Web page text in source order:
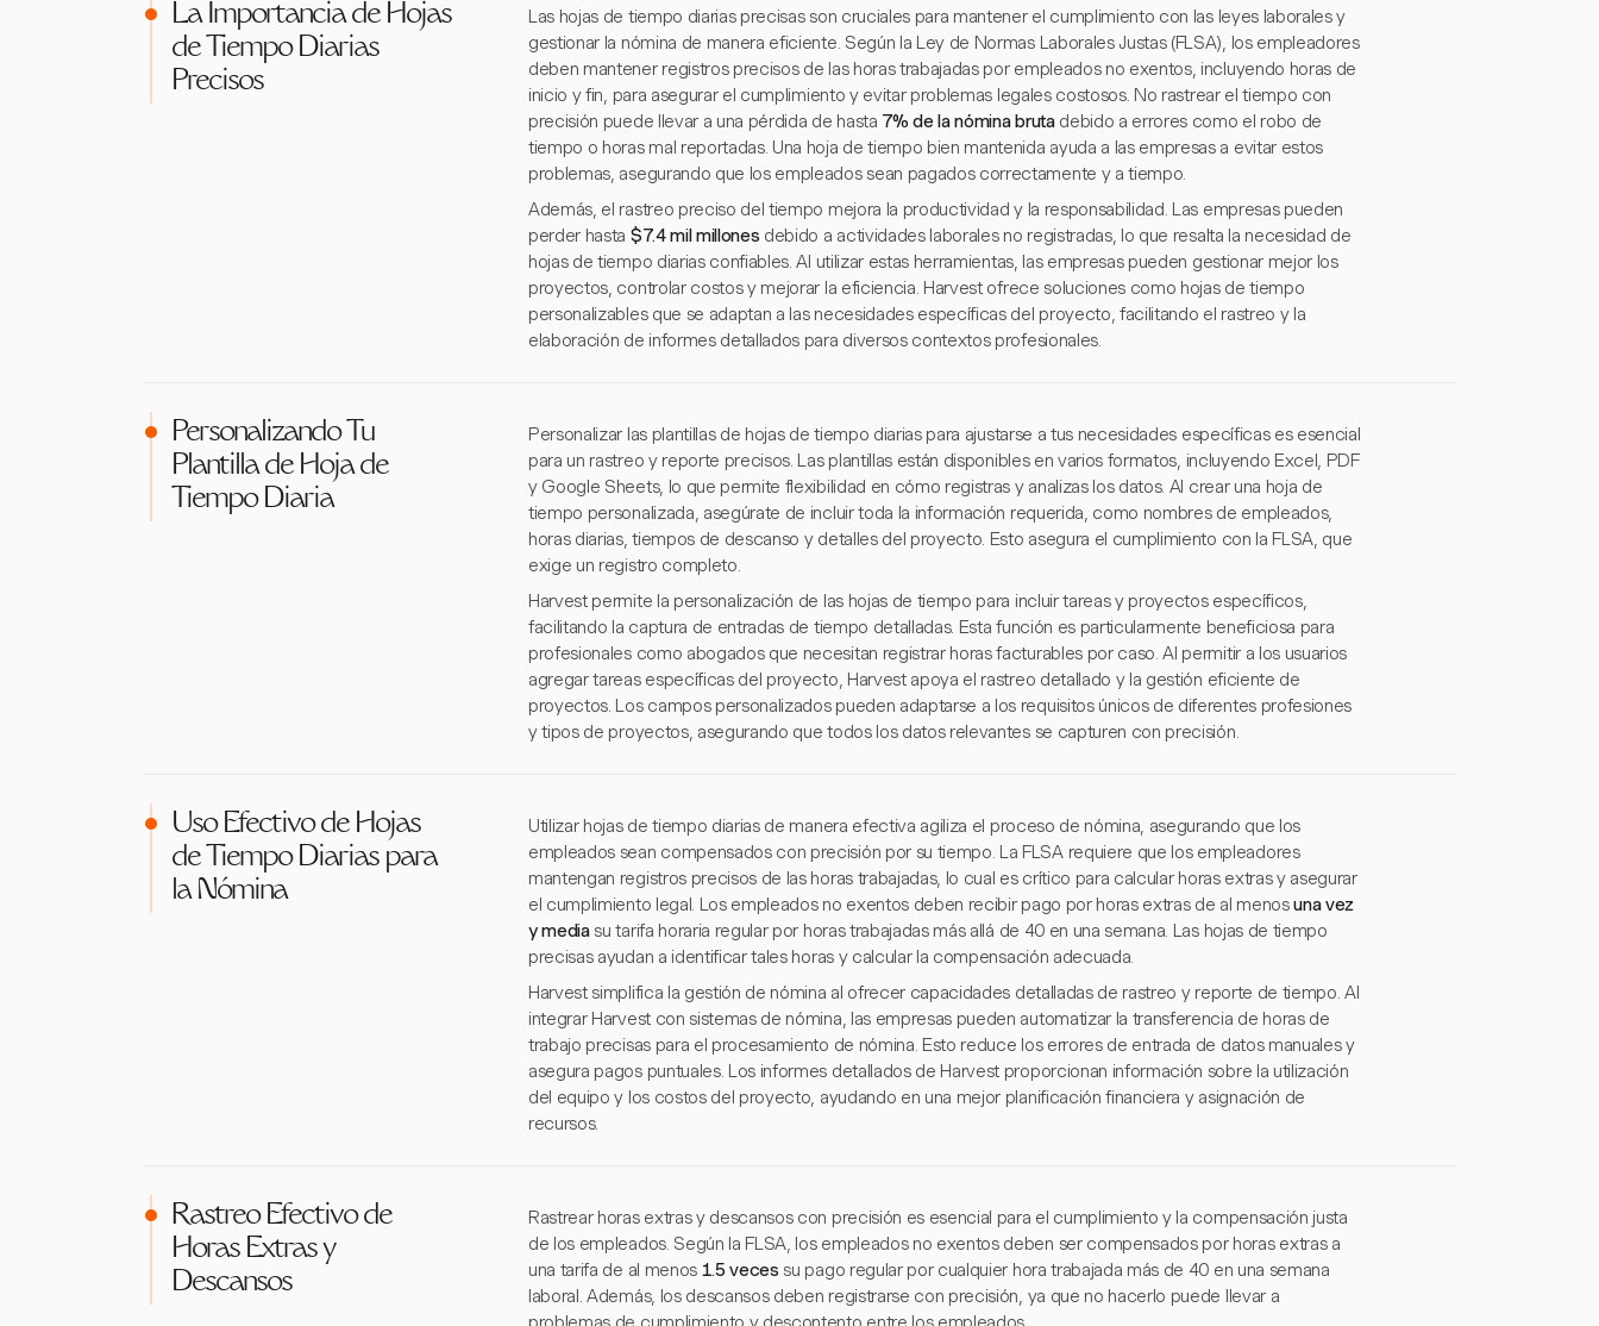
La Importancia de Hojas
de Tiempo Diarias
Precisos
Las hojas de tiempo diarias precisas son cruciales para mantener el cumplimiento con las leyes laborales y
gestionar la nómina de manera eficiente. Según la Ley de Normas Laborales Justas (FLSA), los empleadores
deben mantener registros precisos de las horas trabajadas por empleados no exentos, incluyendo horas de
inicio y fin, para asegurar el cumplimiento y evitar problemas legales costosos. No rastrear el tiempo con
precisión puede llevar a una pérdida de hasta 7% de la nómina brutadebido a errores como el robo de
tiempo o horas mal reportadas. Una hoja de tiempo bien mantenida ayuda a las empresas a evitar estos
problemas, asegurando que los empleados sean pagados correctamente y a tiempo.
Además, el rastreo preciso del tiempo mejora la productividad y la responsabilidad. Las empresas pueden
perder hasta $7.4 mil millones debido a actividades laborales no registradas, lo que resalta la necesidad de
hojas de tiempo diarias confiables. Al utilizar estas herramientas, las empresas pueden gestionar mejor los
proyectos, controlar costos y mejorar la eficiencia. Harvest ofrece soluciones como hojas de tiempo
personalizables que se adaptan a las necesidades específicas del proyecto, facilitando el rastreo y la
elaboración de informes detallados para diversos contextos profesionales.
Personalizando Tu
Plantilla de Hoja de
Tiempo Diaria
Personalizar las plantillas de hojas de tiempo diarias para ajustarse a tus necesidades específicas es esencial
para un rastreo y reporte precisos. Las plantillas están disponibles en varios formatos, incluyendo Excel, PDF
y Google Sheets, lo que permite flexibilidad en cómo registras y analizas los datos. Al crear una hoja de
tiempo personalizada, asegúrate de incluir toda la información requerida, como nombres de empleados,
horas diarias, tiempos de descanso y detalles del proyecto. Esto asegura el cumplimiento con la FLSA, que
exige un registro completo.
Harvest permite la personalización de las hojas de tiempo para incluir tareas y proyectos específicos,
facilitando la captura de entradas de tiempo detalladas. Esta función es particularmente beneficiosa para
profesionales como abogados que necesitan registrar horas facturables por caso. Al permitir a los usuarios
agregar tareas específicas del proyecto, Harvest apoya el rastreo detallado y la gestión eficiente de
proyectos. Los campos personalizados pueden adaptarse a los requisitos únicos de diferentes profesiones
y tipos de proyectos, asegurando que todos los datos relevantes se capturen con precisión.
Uso Efectivo de Hojas
de Tiempo Diarias para
la Nómina
Utilizar hojas de tiempo diarias de manera efectiva agiliza el proceso de nómina, asegurando que los
empleados sean compensados con precisión por su tiempo. La FLSA requiere que los empleadores
mantengan registros precisos de las horas trabajadas, lo cual es crítico para calcular horas extras y asegurar
el cumplimiento legal. Los empleados no exentos deben recibir pago por horas extras de al menosuna vez
y mediasu tarifa horaria regular por horas trabajadas más allá de 40 en una semana. Las hojas de tiempo
precisas ayudan a identificar tales horas y calcular la compensación adecuada.
Harvest simplifica la gestión de nómina al ofrecer capacidades detalladas de rastreo y reporte de tiempo. Al
integrar Harvest con sistemas de nómina, las empresas pueden automatizar la transferencia de horas de
trabajo precisas para el procesamiento de nómina. Esto reduce los errores de entrada de datos manuales y
asegura pagos puntuales. Los informes detallados de Harvest proporcionan información sobre la utilización
del equipo y los costos del proyecto, ayudando en una mejor planificación financiera y asignación de
recursos.
Rastreo Efectivo de
Horas Extras y
Descansos
Rastrear horas extras y descansos con precisión es esencial para el cumplimiento y la compensación justa
de los empleados. Según la FLSA, los empleados no exentos deben ser compensados por horas extras a
una tarifa de al menos 1.5 veces su pago regular por cualquier hora trabajada más de 40 en una semana
laboral. Además, los descansos deben registrarse con precisión, ya que no hacerlo puede llevar a